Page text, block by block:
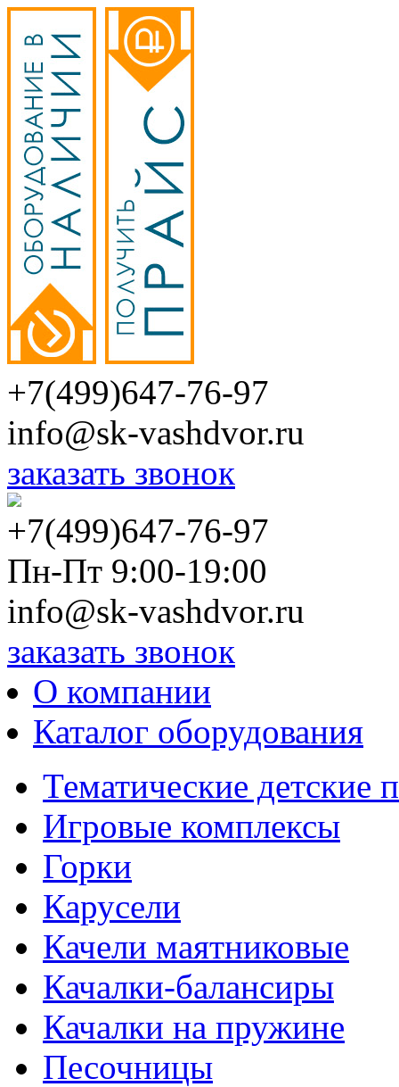
+7(499)647-76-97
info@sk-vashdvor.ru
заказать звонок
+7(499)647-76-97
Пн-Пт 9:00-19:00
info@sk-vashdvor.ru
заказать звонок
О компании
Каталог оборудования
Тематические детские
Игровые комплексы
Горки
Карусели
Качели маятниковые
Качалки-балансиры
Качалки на пружине
Песочницы